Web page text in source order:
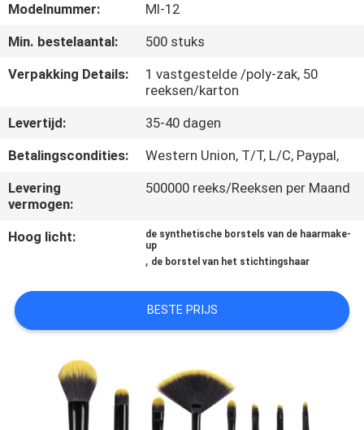
SITEMAP
PRIVACY
Modelnummer:
Ml-12
Min. bestelaantal:
500 stuks
Verpakking Details:
1 vastgestelde /poly-zak, 50
reeksen/karton
Levertijd:
35-40 dagen
Betalingscondities:
Western Union, T/T, L/C, Paypal,
Levering
vermogen:
500000 reeks/Reeksen per Maand
Hoog licht:
de synthetische borstels van de haarmake-
up
, de borstel van het stichtingshaar
BESTE PRIJS